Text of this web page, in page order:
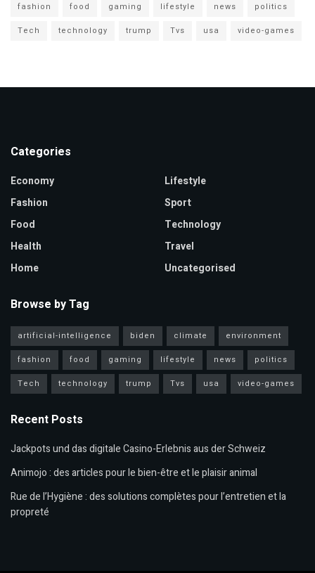
fashion
food gaming lifestyle news
politics
Tech
technology trump Tvs usa video-games
Categories
Economy
Fashion
Food
Health
Home
Lifestyle
Sport
Technology
Travel
Uncategorised
Browse by Tag
artificial-intelligence biden climate
environment
fashion
food gaming lifestyle news
politics
Tech
technology trump Tvs usa video-games
Recent Posts
Jackpots und das digitale Casino-Erlebnis aus der Schweiz
Animojo : des articles pour le bien-être et le plaisir animal
Rue de l’Hygiène : des solutions complètes pour l’entretien et la
propreté